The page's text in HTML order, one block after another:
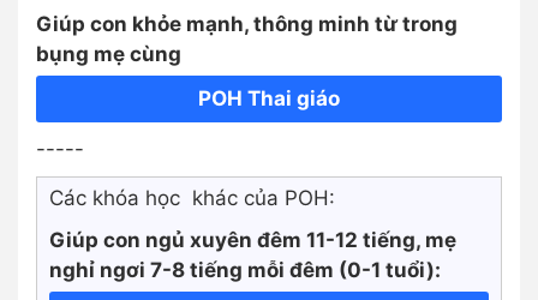
Giúp con khỏe mạnh, thông minh từ trong
bụng mẹ cùng
POH Thai giáo
-----
Các khóa học khác của POH:
Giúp con ngủ xuyên đêm 11-12 tiếng, mẹ
nghỉ ngơi 7-8 tiếng mỗi đêm (0-1 tuổi):